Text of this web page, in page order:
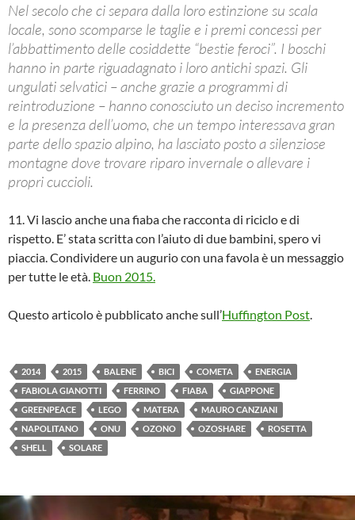
Nel secolo che ci separa dalla loro estinzione su scala
locale, sono scomparse le taglie e i premi concessi per
l’abbattimento delle cosiddette “bestie feroci”. I boschi
hanno in parte riguadagnato i loro antichi spazi. Gli
ungulati selvatici – anche grazie a programmi di
reintroduzione – hanno conosciuto un deciso incremento
e la presenza dell’uomo, che un tempo interessava gran
parte dello spazio alpino, ha lasciato posto a silenziose
montagne dove trovare riparo invernale o allevare i
propri cuccioli.
11. Vi lascio anche una fiaba che racconta di riciclo e di
rispetto. E’ stata scritta con l’aiuto di due bambini, spero vi
piaccia. Condividere un augurio con una favola è un messaggio
per tutte le età. Buon 2015.
Questo articolo è pubblicato anche sull’Huffington Post.
2014 2015 BALENE BICI COMETA
ENERGIA
FABIOLA GIANOTTI
FERRINO FIABA
GIAPPONE
GREENPEACE
LEGO MATERA
MAURO CANZIANI
NAPOLITANO
ONU OZONO OZOSHARE
ROSETTA
SHELL
SOLARE